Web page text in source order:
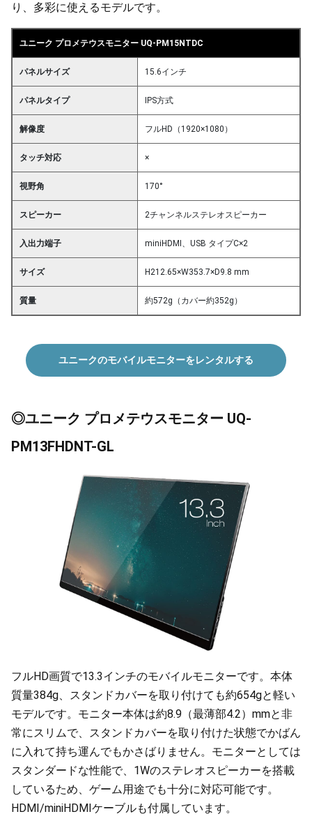
り、多彩に使えるモデルです。
ユニーク プロメテウスモニター UQ-PM15NTDC
パネルサイズ 15.6インチ
パネルタイプ IPS方式
解像度 フルHD（1920×1080）
タッチ対応 ×
視野角 170°
スピーカー 2チャンネルステレオスピーカー
入出力端子 miniHDMI、USB タイプC×2
サイズ H212.65×W353.7×D9.8 mm
質量 約572g（カバー約352g）
ユニークのモバイルモニターをレンタルする
◎ユニーク プロメテウスモニター UQ-
PM13FHDNT-GL
フルHD画質で13.3インチのモバイルモニターです。本体
質量384g、スタンドカバーを取り付けても約654gと軽い
モデルです。モニター本体は約8.9（最薄部4.2）mmと非
常にスリムで、スタンドカバーを取り付けた状態でかばん
に入れて持ち運んでもかさばりません。モニターとしては
スタンダードな性能で、1Wのステレオスピーカーを搭載
しているため、ゲーム用途でも十分に対応可能です。
HDMI/miniHDMIケーブルも付属しています。